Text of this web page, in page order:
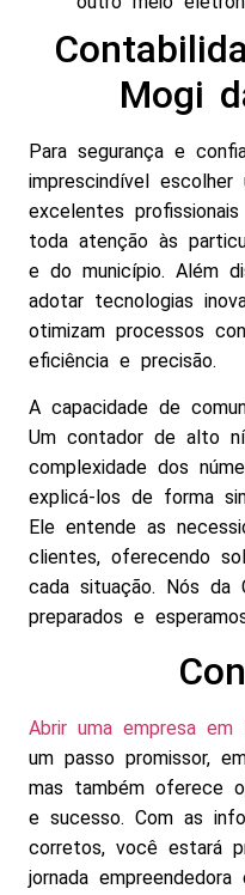
Mogi
Para segurança e
imprescindível
excelentes
toda atenção às
e do município. Além
adotar tecnologias
otimizam processos
eficiência e precisão.
A capacidade de
Um contador de alto
complexidade dos
explicá-los de forma
Ele entende as
clientes, oferecendo
cada situação. Nós da
preparados e
Abrir uma empresa em
um passo promissor,
mas também oferece
e sucesso. Com as
corretos, você estará
jornada